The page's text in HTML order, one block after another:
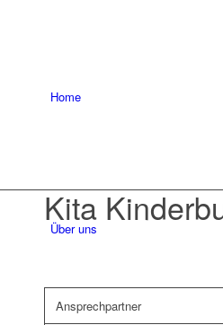
Home
Über uns
Kita
Ansprechpartner